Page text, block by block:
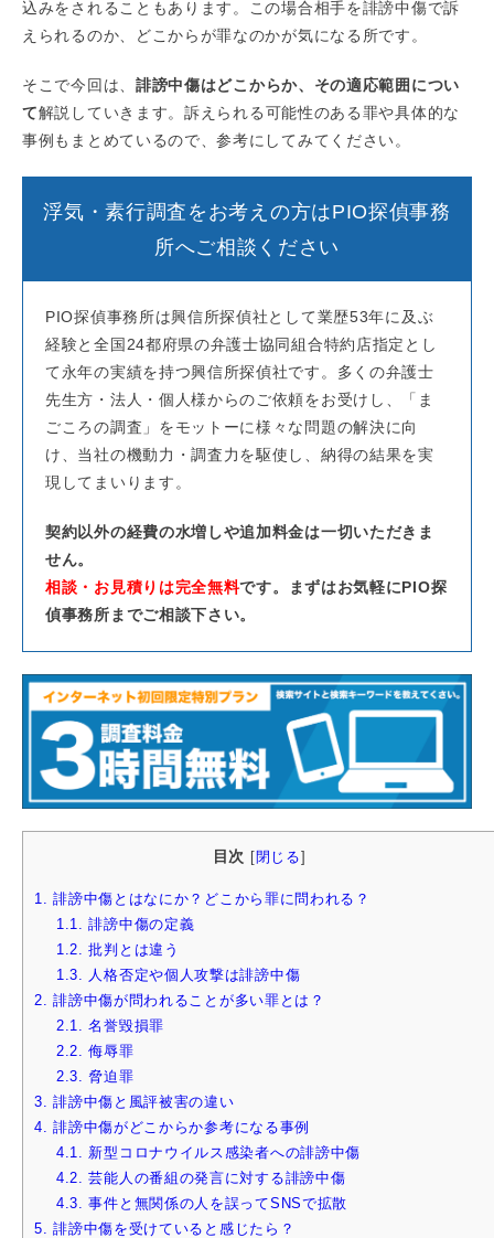
込みをされることもあります。この場合相手を誹謗中傷で訴
えられるのか、どこからが罪なのかが気になる所です。
そこで今回は、 誹謗中傷はどこからか、その適応範囲につい
て解説していきます。訴えられる可能性のある罪や具体的な
事例もまとめているので、参考にしてみてください。
浮気・素行調査をお考えの方はPIO探偵事務
所へご相談ください
PIO探偵事務所は興信所探偵社として業歴53年に及ぶ
経験と全国24都府県の弁護士協同組合特約店指定とし
て永年の実績を持つ興信所探偵社です。多くの弁護士
先生方・法人・個人様からのご依頼をお受けし、「ま
ごころの調査」をモットーに様々な問題の解決に向
け、当社の機動力・調査力を駆使し、納得の結果を実
現してまいります。
契約以外の経費の水増しや追加料金は一切いただきま
せん。
相談・お見積りは完全無料です。まずはお気軽にPIO探
偵事務所までご相談下さい。
目次 閉じる
1.
誹謗中傷とはなにか？どこから罪に問われる？
1.1.
誹謗中傷の定義
1.2.
批判とは違う
1.3.
人格否定や個人攻撃は誹謗中傷
2.
誹謗中傷が問われることが多い罪とは？
2.1.
名誉毀損罪
2.2.
侮辱罪
2.3.
脅迫罪
3.
誹謗中傷と風評被害の違い
4.
誹謗中傷がどこからか参考になる事例
4.1.
新型コロナウイルス感染者への誹謗中傷
4.2.
芸能人の番組の発言に対する誹謗中傷
4.3.
事件と無関係の人を誤ってSNSで拡散
5.
誹謗中傷を受けていると感じたら？